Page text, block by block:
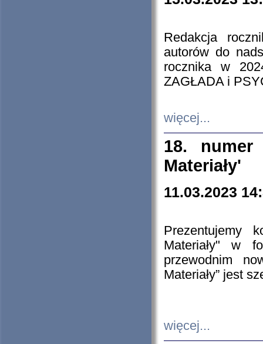
Redakcja
autorów do
rocznika w
ZAGŁADA i
więcej...
18. numer
Materiały'
11.03.2023
Prezentujemy
Materiały" w
przewodnim
Materiały” jest
więcej...